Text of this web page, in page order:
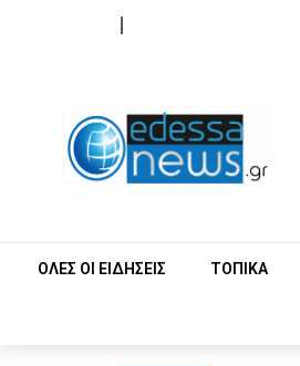
ΟΛΕΣ ΟΙ ΕΙΔΗΣΕΙΣ ΤΟΠΙΚΑ